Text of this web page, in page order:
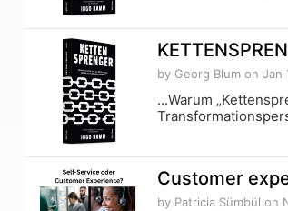
by Georg Blum on Jan
...Warum
Customer
by Patricia Sümbül on